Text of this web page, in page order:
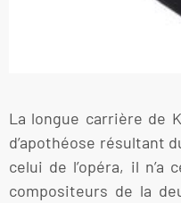
La longue carrière de
d’apothéose résultant
celui de l’opéra, il
compositeurs de la